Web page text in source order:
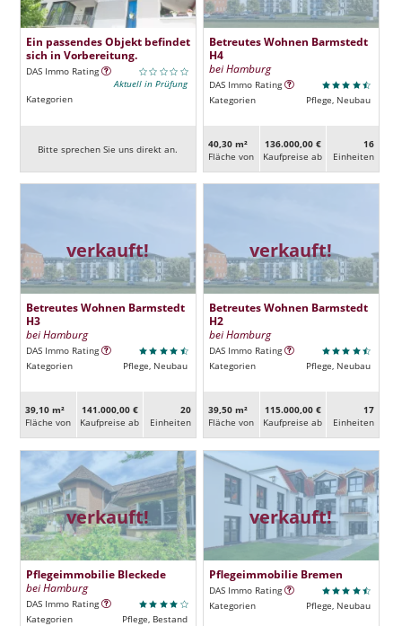
Ein passendes Objekt befindet
sich in Vorbereitung.
DAS Immo Rating
Aktuell in Prüfung
Kategorien
Bitte sprechen Sie uns direkt an.
Betreutes Wohnen Barmstedt
H4
bei Hamburg
DAS Immo Rating
Kategorien
Pflege, Neubau
40,30 m²
Fläche von
136.000,00 €
Kaufpreise ab
16
Ein­heiten
verkauft!
Betreutes Wohnen Barmstedt
H3
bei Hamburg
DAS Immo Rating
Kategorien
Pflege, Neubau
39,10 m²
Fläche von
141.000,00 €
Kaufpreise ab
20
Ein­heiten
verkauft!
Betreutes Wohnen Barmstedt
H2
bei Hamburg
DAS Immo Rating
Kategorien
Pflege, Neubau
39,50 m²
Fläche von
115.000,00 €
Kaufpreise ab
17
Ein­heiten
verkauft!
Pflegeimmobilie Bleckede
bei Hamburg
DAS Immo Rating
Kategorien
Pflege, Bestand
verkauft!
Pflegeimmobilie Bremen
DAS Immo Rating
Kategorien
Pflege, Neubau